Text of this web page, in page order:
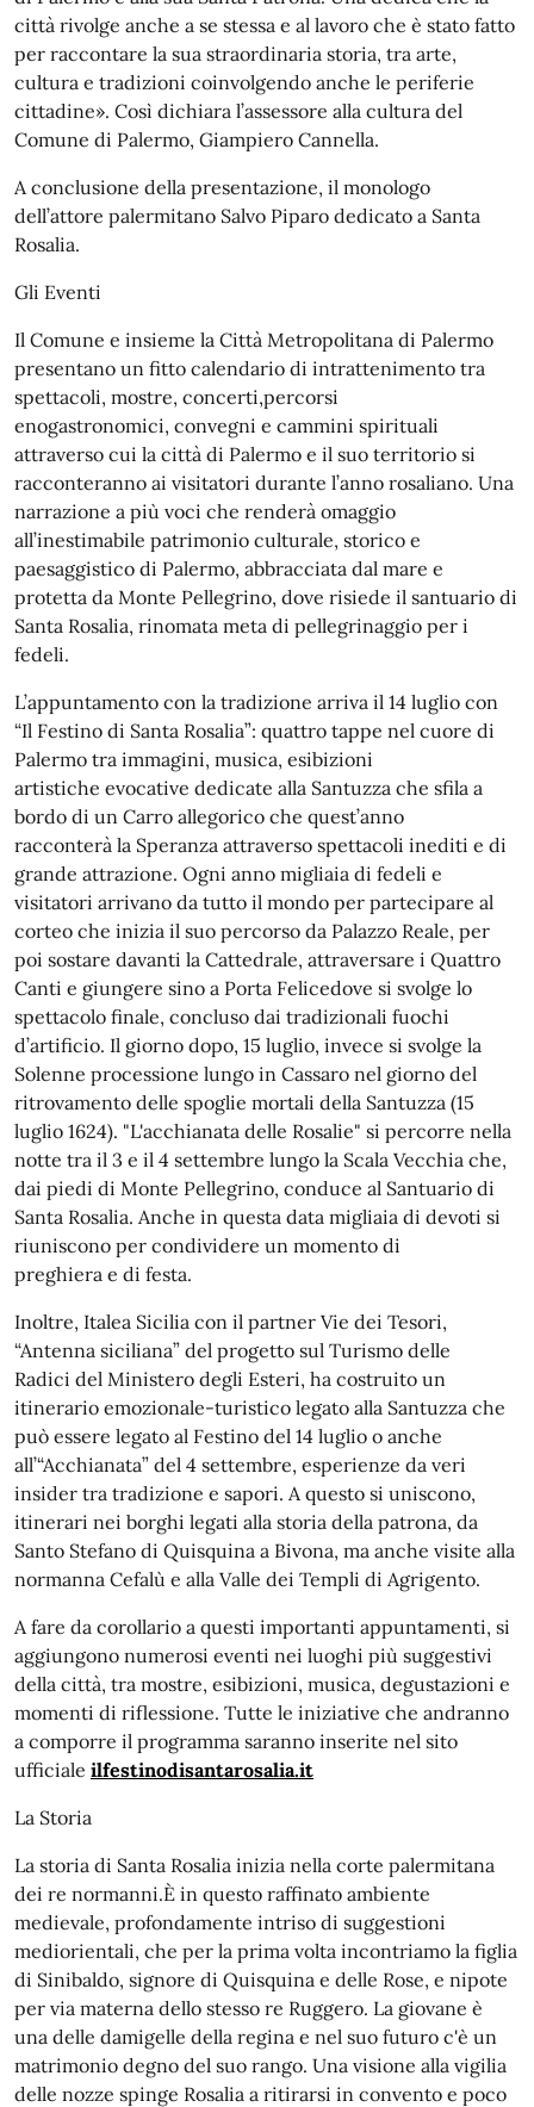
città rivolge anche a se stessa e al lavoro che è stato fatto
per raccontare la sua straordinaria storia, tra arte,
cultura e tradizioni coinvolgendo anche le periferie
cittadine». Così dichiara l’assessore alla cultura del
Comune di Palermo, Giampiero Cannella.
A conclusione della presentazione, il monologo
dell’attore palermitano Salvo Piparo dedicato a Santa
Rosalia.
Gli Eventi
Il Comune e insieme la Città Metropolitana di Palermo
presentano un fitto calendario di intrattenimento tra
spettacoli, mostre, concerti,percorsi
enogastronomici, convegni e cammini spirituali
attraverso cui la città di Palermo e il suo territorio si
racconteranno ai visitatori durante l’anno rosaliano. Una
narrazione a più voci che renderà omaggio
all’inestimabile patrimonio culturale, storico e
paesaggistico di Palermo, abbracciata dal mare e
protetta da Monte Pellegrino, dove risiede il santuario di
Santa Rosalia, rinomata meta di pellegrinaggio per i
fedeli.
L’appuntamento con la tradizione arriva il 14 luglio con
“Il Festino di Santa Rosalia”: quattro tappe nel cuore di
Palermo tra immagini, musica, esibizioni
artistiche evocative dedicate alla Santuzza che sfila a
bordo di un Carro allegorico che quest’anno
racconterà la Speranza attraverso spettacoli inediti e di
grande attrazione. Ogni anno migliaia di fedeli e
visitatori arrivano da tutto il mondo per partecipare al
corteo che inizia il suo percorso da Palazzo Reale, per
poi sostare davanti la Cattedrale, attraversare i Quattro
Canti e giungere sino a Porta Felicedove si svolge lo
spettacolo finale, concluso dai tradizionali fuochi
d’artificio. Il giorno dopo, 15 luglio, invece si svolge la
Solenne processione lungo in Cassaro nel giorno del
ritrovamento delle spoglie mortali della Santuzza (15
luglio 1624). "L'acchianata delle Rosalie" si percorre nella
notte tra il 3 e il 4 settembre lungo la Scala Vecchia che,
dai piedi di Monte Pellegrino, conduce al Santuario di
Santa Rosalia. Anche in questa data migliaia di devoti si
riuniscono per condividere un momento di
preghiera e di festa.
Inoltre, Italea Sicilia con il partner Vie dei Tesori,
“Antenna siciliana” del progetto sul Turismo delle
Radici del Ministero degli Esteri, ha costruito un
itinerario emozionale-turistico legato alla Santuzza che
può essere legato al Festino del 14 luglio o anche
all’“Acchianata” del 4 settembre, esperienze da veri
insider tra tradizione e sapori. A questo si uniscono,
itinerari nei borghi legati alla storia della patrona, da
Santo Stefano di Quisquina a Bivona, ma anche visite alla
normanna Cefalù e alla Valle dei Templi di Agrigento.
A fare da corollario a questi importanti appuntamenti, si
aggiungono numerosi eventi nei luoghi più suggestivi
della città, tra mostre, esibizioni, musica, degustazioni e
momenti di riflessione. Tutte le iniziative che andranno
a comporre il programma saranno inserite nel sito
ufficiale ilfestinodisantarosalia.it
La Storia
La storia di Santa Rosalia inizia nella corte palermitana
dei re normanni.È in questo raffinato ambiente
medievale, profondamente intriso di suggestioni
mediorientali, che per la prima volta incontriamo la figlia
di Sinibaldo, signore di Quisquina e delle Rose, e nipote
per via materna dello stesso re Ruggero. La giovane è
una delle damigelle della regina e nel suo futuro c'è un
matrimonio degno del suo rango. Una visione alla vigilia
delle nozze spinge Rosalia a ritirarsi in convento e poco